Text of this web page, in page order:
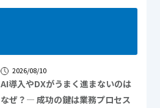
2026/08/10
AI導入やDXがうまく進まないのは
なぜ？― 成功の鍵は業務プロセス